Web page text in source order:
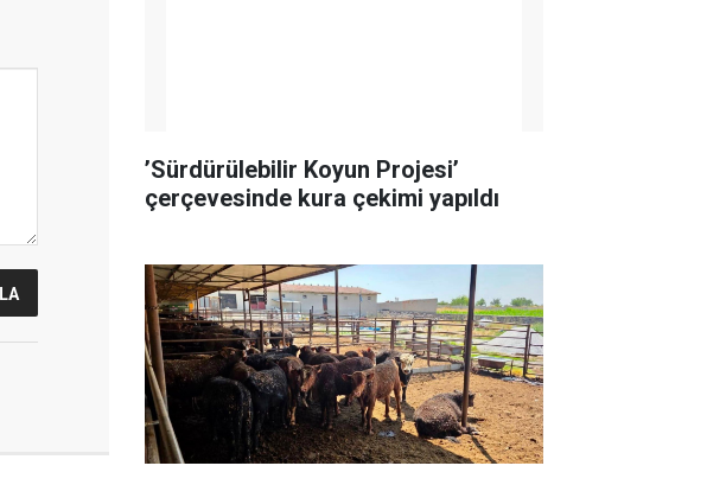
’Sürdürülebilir Koyun Projesi’
çerçevesinde kura çekimi yapıldı